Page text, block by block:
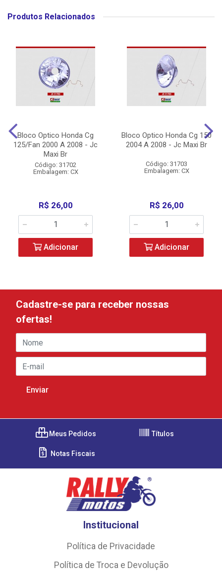
Produtos Relacionados
Bloco Optico Honda Cg
125/Fan 2000 A 2008 - Jc
Maxi Br
Código: 31702
Embalagem: CX
R$ 26,00
Adicionar
Bloco Optico Honda Cg 150
2004 A 2008 - Jc Maxi Br
Código: 31703
Embalagem: CX
R$ 26,00
Adicionar
Cadastre-se para receber nossas
ofertas!
Meus Pedidos Títulos
Notas Fiscais
Institucional
Política de Privacidade
Política de Troca e Devolução